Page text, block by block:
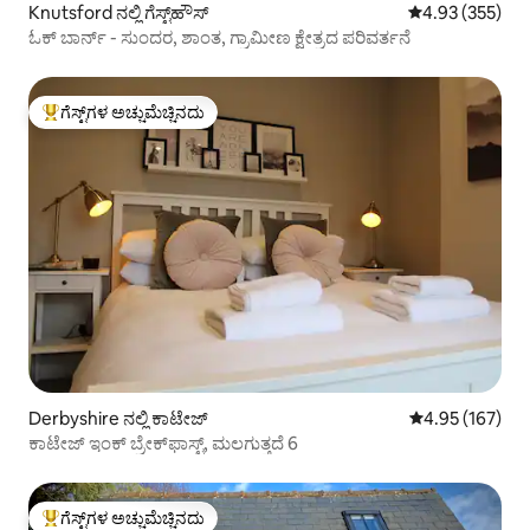
Knutsford ನಲ್ಲಿ ಗೆಸ್ಟ್‌ಹೌಸ್ 5 ರಲ್ಲಿ 4.93
4.93 (355)
ಓಕ್ ಬಾರ್ನ್ - ಸುಂದರ, ಶಾಂತ, ಗ್ರಾಮೀಣ ಕ್ಷೇತ್ರದ ಪರಿವರ್ತನೆ
ಗೆಸ್ಟ್‌ಗಳಿಗೆ ಅತಿ ಹೆಚ್ಚು ಅಚ್ಚುಮೆಚ್ಚಿನದು
ಗೆಸ್ಟ್‌ಗಳ ಅಚ್ಚುಮೆಚ್ಚಿನದು
Derbyshire ನಲ್ಲಿ ಕಾಟೇಜ್ 5 ರಲ್ಲಿ 4.95
4.95 (167)
ಕಾಟೇಜ್ ಇಂಕ್ ಬ್ರೇಕ್‌ಫಾಸ್ಟ್, ಮಲಗುತ್ತದೆ 6
ಗೆಸ್ಟ್‌ಗಳ ಅಚ್ಚುಮೆಚ್ಚಿನದು